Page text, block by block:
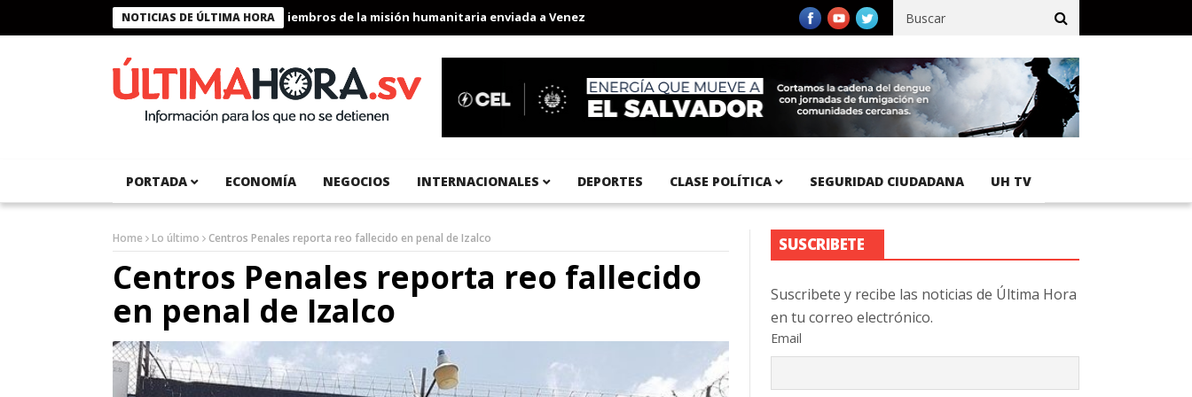
NOTICIAS DE ÚLTIMA HORA
Presidente Bukele condecora a miembros de la misión humanitaria enviada a Venezuela Aeropuerto Internacional del Pacífico registra 92 % de avance en obras de terracería
PORTADA ECONOMÍA NEGOCIOS INTERNACIONALES DEPORTES CLASE POLÍTICA SEGURIDAD CIUDADANA UH TV
Home Lo último Centros Penales reporta reo fallecido en penal de Izalco
Centros Penales reporta reo fallecido
en penal de Izalco
SUSCRIBETE
Suscribete y recibe las noticias de Última Hora
en tu correo electrónico.
Email